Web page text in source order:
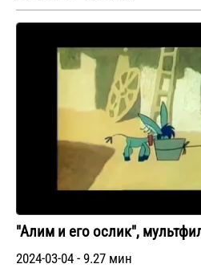
"Алим и его ослик",
2024-03-04 - 9.27 мин